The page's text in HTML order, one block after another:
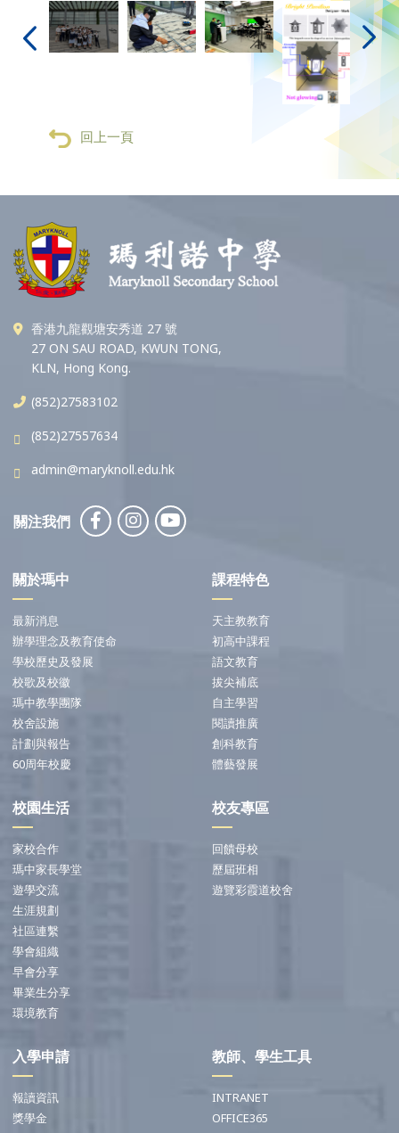
回上一頁
香港九龍觀塘安秀道 27 號
27 ON SAU ROAD, KWUN TONG,
KLN, Hong Kong.
(852)27583102
(852)27557634
admin@maryknoll.edu.hk
關注我們
關於瑪中
最新消息
辦學理念及教育使命
學校歷史及發展
校歌及校徽
瑪中教學團隊
校舍設施
計劃與報告
60周年校慶
課程特色
天主教教育
初高中課程
語文教育
拔尖補底
自主學習
閱讀推廣
創科教育
體藝發展
校園生活
家校合作
瑪中家長學堂
遊學交流
生涯規劃
社區連繫
學會組織
早會分享
畢業生分享
環境教育
校友專區
回饋母校
歷屆班相
遊覽彩霞道校舍
入學申請
報讀資訊
獎學金
教師、學生工具
INTRANET
OFFICE365